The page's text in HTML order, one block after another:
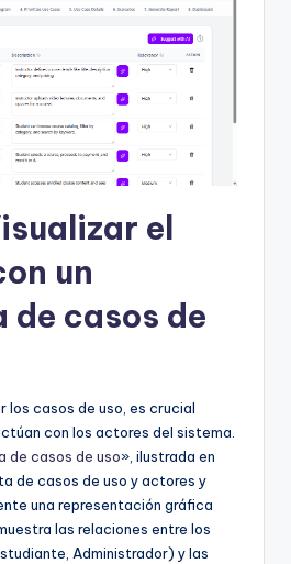
el
un
de casos de
los casos de uso, es crucial
con los actores del sistema.
de casos de uso», ilustrada en
de casos de uso y actores y
una representación gráfica
las relaciones entre los
Administrador) y las